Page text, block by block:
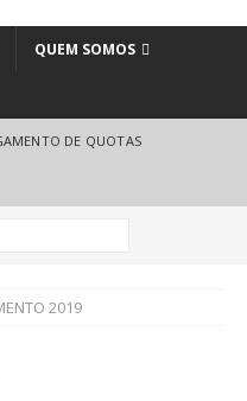
QUEM SOMOS
DE QUOTAS
2019